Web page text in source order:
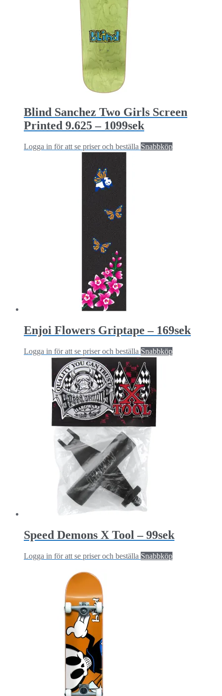
Blind Sanchez Two Girls Screen
Printed 9.625 – 1099sek
Logga in för att se priser och beställa Snabbköp
Enjoi Flowers Griptape – 169sek
Logga in för att se priser och beställa Snabbköp
Speed Demons X Tool – 99sek
Logga in för att se priser och beställa Snabbköp